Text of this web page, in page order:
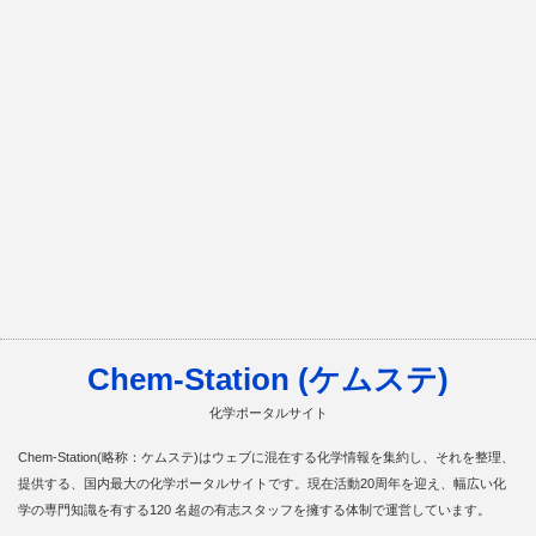
Chem-Station (ケムステ)
化学ポータルサイト
Chem-Station(略称：ケムステ)はウェブに混在する化学情報を集約し、それを整理、
提供する、国内最大の化学ポータルサイトです。現在活動20周年を迎え、幅広い化
学の専門知識を有する120 名超の有志スタッフを擁する体制で運営しています。